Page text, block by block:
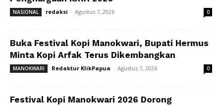
NASIONAL redaksi - Agustus 7, 2026 0
Buka Festival Kopi Manokwari, Bupati Hermus
Minta Kopi Arfak Terus Dikembangkan
MANOKWARI Redaktur KlikPapua - Agustus 7, 2026 0
Festival Kopi Manokwari 2026 Dorong